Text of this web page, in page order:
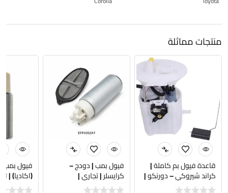
منتجات مماثلة
قاعدة فيول بم كاملة |
كراند شيروكي – دورنكو |
اصلي موبار | 3.6L – 5.7L
فيول بمب | دودج –
كرايسلر | تجاري |
EFP4352AT
فيول
(اكاديا) |